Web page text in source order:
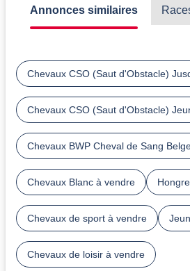
Annonces similaires
Chevaux CSO (Saut d'Obstacle)
Chevaux CSO (Saut d'Obstacle)
Chevaux BWP Cheval de Sang
Chevaux Blanc à vendre
Chevaux de sport à vendre
Chevaux de loisir à vendre